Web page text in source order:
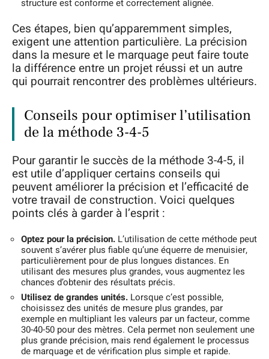
structure est conforme et correctement alignée.
Ces étapes, bien qu’apparemment simples,
exigent une attention particulière. La précision
dans la mesure et le marquage peut faire toute
la différence entre un projet réussi et un autre
qui pourrait rencontrer des problèmes ultérieurs.
Conseils pour optimiser l’utilisation
de la méthode 3-4-5
Pour garantir le succès de la méthode 3-4-5, il
est utile d’appliquer certains conseils qui
peuvent améliorer la précision et l’efficacité de
votre travail de construction. Voici quelques
points clés à garder à l’esprit :
Optez pour la précision. L’utilisation de cette méthode peut
souvent s’avérer plus fiable qu’une équerre de menuisier,
particulièrement pour de plus longues distances. En
utilisant des mesures plus grandes, vous augmentez les
chances d’obtenir des résultats précis.
Utilisez de grandes unités. Lorsque c’est possible,
choisissez des unités de mesure plus grandes, par
exemple en multipliant les valeurs par un facteur, comme
30-40-50 pour des mètres. Cela permet non seulement une
plus grande précision, mais rend également le processus
de marquage et de vérification plus simple et rapide.